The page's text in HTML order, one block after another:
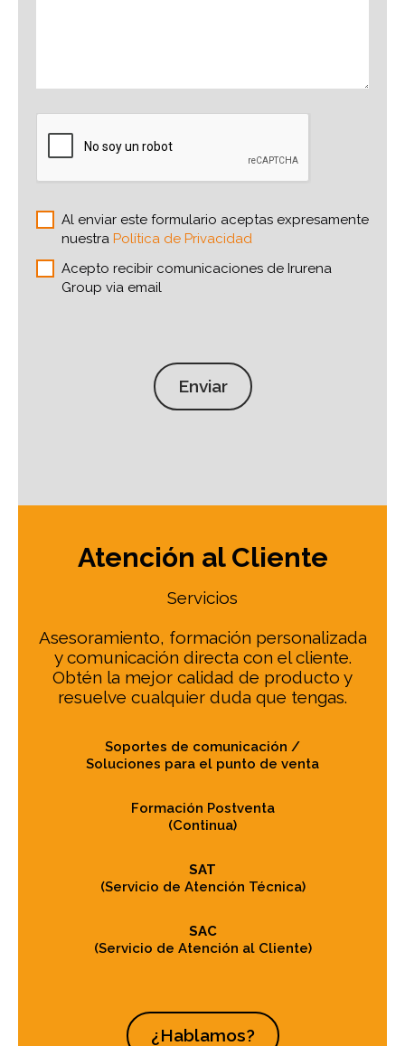
Al enviar este formulario aceptas expresamente
nuestra Política de Privacidad
Acepto recibir comunicaciones de Irurena
Group via email
Atención al Cliente
Servicios
Asesoramiento, formación personalizada
y comunicación directa con el cliente.
Obtén la mejor calidad de producto y
resuelve cualquier duda que tengas.
Soportes de comunicación /
Soluciones para el punto de venta
Formación Postventa
(Continua)
SAT
(Servicio de Atención Técnica)
SAC
(Servicio de Atención al Cliente)
¿Hablamos?